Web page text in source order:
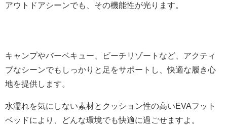
アウトドアシーンでも、その機能性が光ります。
キャンプやバーベキュー、ビーチリゾートなど、アクティ
ブなシーンでもしっかりと足をサポートし、快適な履き心
地を提供します。
水濡れを気にしない素材とクッション性の高いEVAフット
ベッドにより、どんな環境でも快適に過ごせますよ。